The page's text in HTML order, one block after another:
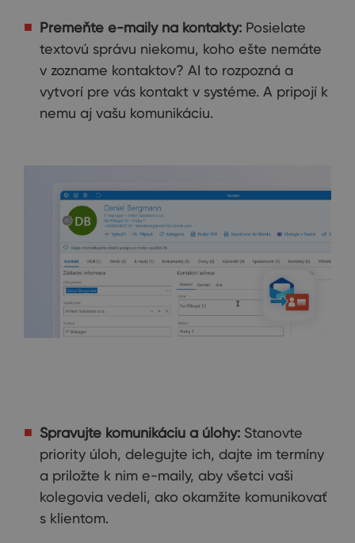
Premeňte e-maily na kontakty: Posielate
textovú správu niekomu, koho ešte nemáte
v zozname kontaktov? AI to rozpozná a
vytvorí pre vás kontakt v systéme. A pripojí k
nemu aj vašu komunikáciu.
Spravujte komunikáciu a úlohy: Stanovte
priority úloh, delegujte ich, dajte im termíny
a priložte k nim e-maily, aby všetci vaši
kolegovia vedeli, ako okamžite komunikovať
s klientom.